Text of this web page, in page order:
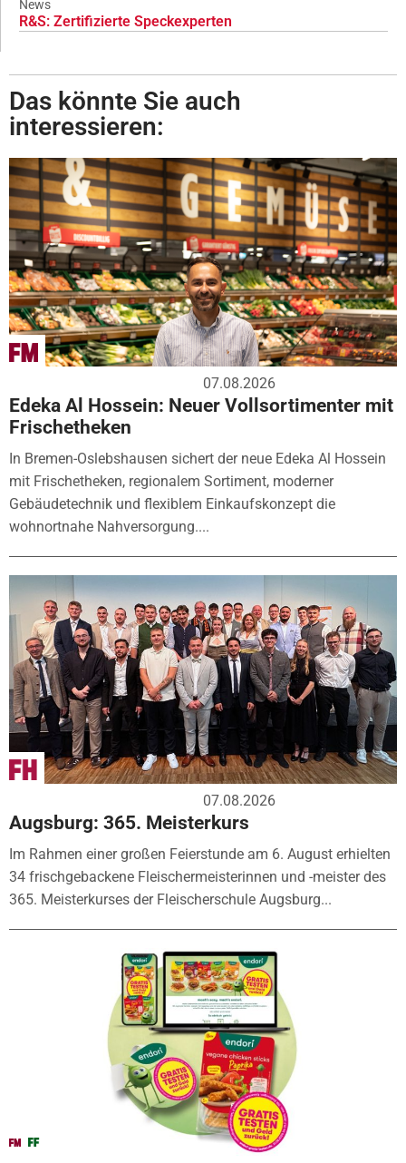
News
R&S: Zertifizierte Speckexperten
Das könnte Sie auch
interessieren:
07.08.2026
Edeka Al Hossein: Neuer Vollsortimenter mit
Frischetheken
In Bremen-Oslebshausen sichert der neue Edeka Al Hossein
mit Frischetheken, regionalem Sortiment, moderner
Gebäudetechnik und flexiblem Einkaufskonzept die
wohnortnahe Nahversorgung....
07.08.2026
Augsburg: 365. Meisterkurs
Im Rahmen einer großen Feierstunde am 6. August erhielten
34 frischgebackene Fleischermeisterinnen und -meister des
365. Meisterkurses der Fleischerschule Augsburg...